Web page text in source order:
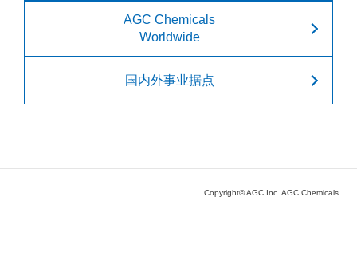
AGC Chemicals
Worldwide
国内外事业据点
Copyright© AGC Inc. AGC Chemicals